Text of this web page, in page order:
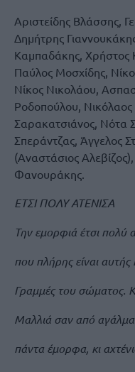
Αριστείδης Βλάσσης,
Δημήτρης
Καμπαδάκης, Χρήστος
Παύλος Μοσχίδης,
Νίκος Νικολάου,
Ροδοπούλου, Νικόλαος
Σαρακατσιάνος, Νότα
Σπεράντζας, Άγγελος
(Αναστάσιος
Φανουράκης.
ΕΤΣΙ ΠΟΛΥ ΑΤΕΝΙΣΑ
Την εμορφιά έτσι πολύ
που πλήρης είναι
Γραμμές του σώματος.
Μαλλιά σαν από
πάντα έμορφα, κι